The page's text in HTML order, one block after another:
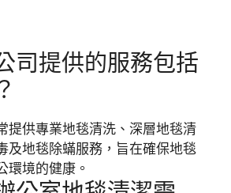
司提供的服務包括
提供專業地毯清洗、深層地毯清
及地毯除蟎服務，旨在確保地毯
環境的健康。